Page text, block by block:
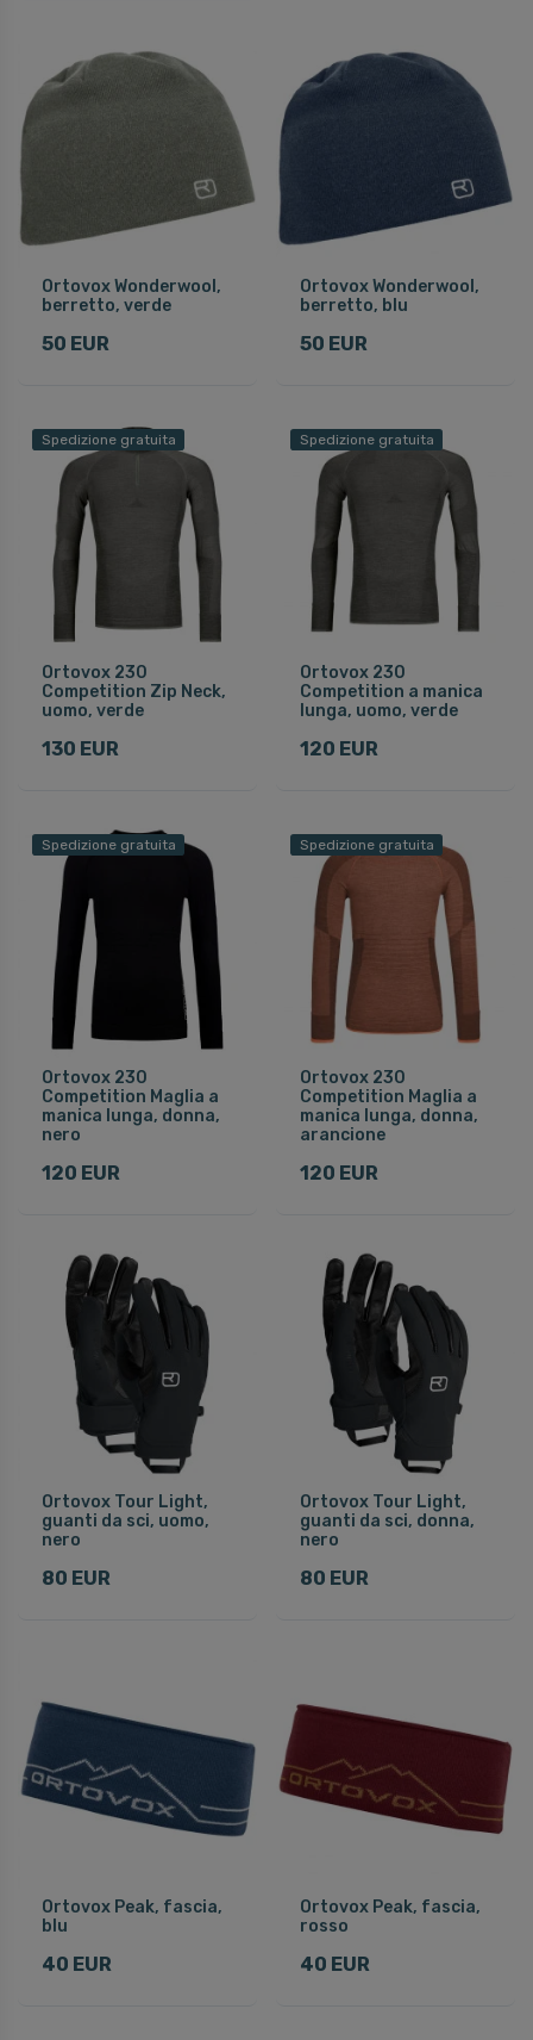
Ortovox Wonderwool,
berretto, verde
50 EUR
Ortovox Wonderwool,
berretto, blu
50 EUR
Spedizione gratuita
Ortovox 230
Competition Zip Neck,
uomo, verde
130 EUR
Spedizione gratuita
Ortovox 230
Competition a manica
lunga, uomo, verde
120 EUR
Spedizione gratuita
Ortovox 230
Competition Maglia a
manica lunga, donna,
nero
120 EUR
Spedizione gratuita
Ortovox 230
Competition Maglia a
manica lunga, donna,
arancione
120 EUR
Ortovox Tour Light,
guanti da sci, uomo,
nero
80 EUR
Ortovox Tour Light,
guanti da sci, donna,
nero
80 EUR
Ortovox Peak, fascia,
blu
40 EUR
Ortovox Peak, fascia,
rosso
40 EUR